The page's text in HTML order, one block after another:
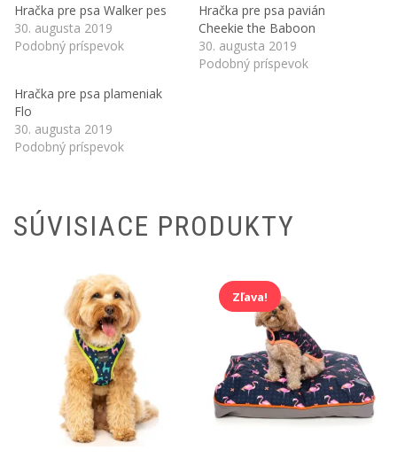
Hračka pre psa Walker pes
30. augusta 2019
Podobný príspevok
Hračka pre psa pavián
Cheekie the Baboon
30. augusta 2019
Podobný príspevok
Hračka pre psa plameniak
Flo
30. augusta 2019
Podobný príspevok
SÚVISIACE PRODUKTY
Zľava!